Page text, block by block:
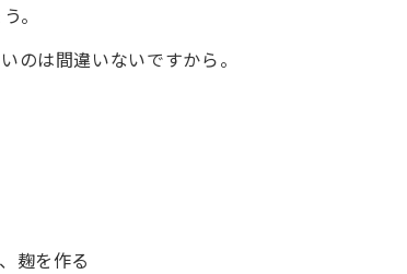
。
のは間違いないですから。
麹を作る